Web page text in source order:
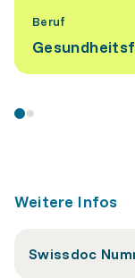
Beruf
Weitere Infos
Swissdoc